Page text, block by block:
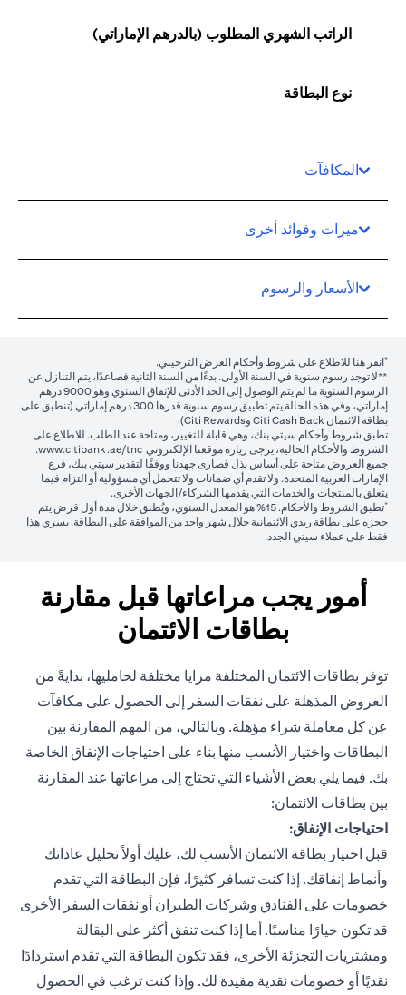
الراتب الشهري المطلوب (بالدرهم الإماراتي)
نوع البطاقة
المكافآت
ميزات وفوائد أخرى
الأسعار والرسوم
*انقر هنا (opens in a new tab)للاطلاع على شروط وأحكام العرض الترحيبي.
**لا توجد رسوم سنوية في السنة الأولى. بدءًا من السنة الثانية فصاعدًا، يتم التنازل عن
الرسوم السنوية ما لم يتم الوصول إلى الحد الأدنى للإنفاق السنوي وهو 9000 درهم
إماراتي، وفي هذه الحالة يتم تطبيق رسوم سنوية قدرها 300 درهم إماراتي (تنطبق على
بطاقة الائتمان Citi Cash Back وCiti Rewards).
تطبق شروط وأحكام سيتي بنك، وهي قابلة للتغيير، ومتاحة عند الطلب. للاطلاع على
الشروط والأحكام الحالية، يرجى زيارة موقعنا الإلكتروني www.citibank.ae/tnc
(opens in a new tab).
جميع العروض متاحة على أساس بذل قصارى جهدنا ووفقًا لتقدير سيتي بنك، فرع
الإمارات العربية المتحدة. ولا تقدم أي ضمانات ولا تتحمل أي مسؤولية أو التزام فيما
يتعلق بالمنتجات والخدمات التي يقدمها الشركاء/الجهات الأخرى.
*تطبق الشروط والأحكام. 15%
هو المعدل السنوي، ويُطبق خلال مدة أول قرض يتم
حجزه على بطاقة ريدي الائتمانية خلال شهر واحد من الموافقة على البطاقة. يسري هذا
فقط على عملاء سيتي الجدد.
أمور يجب مراعاتها قبل مقارنة
بطاقات الائتمان
توفر بطاقات الائتمان المختلفة مزايا مختلفة لحامليها، بدايةً من
العروض المذهلة على نفقات السفر إلى الحصول على مكافآت
عن كل معاملة شراء مؤهلة. وبالتالي، من المهم المقارنة بين
البطاقات واختيار الأنسب منها بناء على احتياجات الإنفاق الخاصة
بك. فيما يلي بعض الأشياء التي تحتاج إلى مراعاتها عند المقارنة
بين بطاقات الائتمان:
احتياجات الإنفاق:
قبل اختيار بطاقة الائتمان الأنسب لك، عليك أولاً تحليل عاداتك
وأنماط إنفاقك. إذا كنت تسافر كثيرًا، فإن البطاقة التي تقدم
خصومات على الفنادق وشركات الطيران أو نفقات السفر الأخرى
قد تكون خيارًا مناسبًا. أما إذا كنت تنفق أكثر على البقالة
ومشتريات التجزئة الأخرى، فقد تكون البطاقة التي تقدم استردادًا
نقديًا أو خصومات نقدية مفيدة لك. وإذا كنت ترغب في الحصول